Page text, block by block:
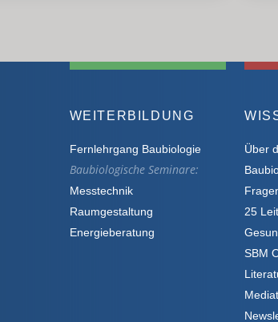
WEITERBILDUNG
Fernlehrgang Baubiologie
Baubiologische Seminare:
Messtechnik
Raumgestaltung
Energieberatung
Über
25
SBM